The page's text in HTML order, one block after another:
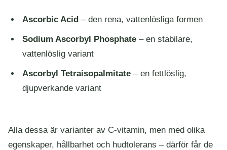
Ascorbic Acid – den rena, vattenlösliga formen
Sodium Ascorbyl Phosphate– en stabilare,
vattenlöslig variant
Ascorbyl Tetraisopalmitate– en fettlöslig,
djupverkande variant
Alla dessa är varianter av C-vitamin, men med olika
egenskaper, hållbarhet och hudtolerans – därför får de